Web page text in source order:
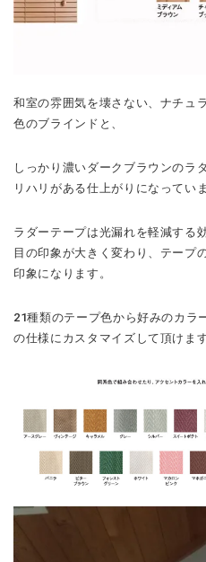
和室の雰囲気を壊さない、ナチュ
色のブラインドと、
しっかり濃いダークブラウンのラ
リハリがある仕上がりになっていま
ラダーテープは光漏れを軽減する
目の印象が大きく変わり、テープ
印象になります。
21種類のテープ色から好みのカラ
の仕様にカスタマイズして頂けます